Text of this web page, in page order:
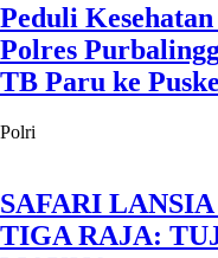
Peduli
Polres
TB Paru ke
Polri
SAFARI
TIGA RAJA: